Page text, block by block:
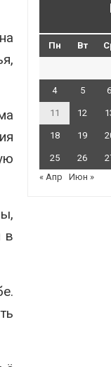
в
Пн Вт
4 5 6
11 12
18 19
25 26
« Апр
Июн »